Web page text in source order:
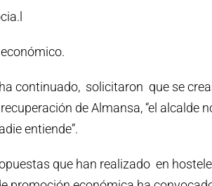
continuado, solicitaron que se
de Almansa, “el alcalde
entiende”.
que han realizado en